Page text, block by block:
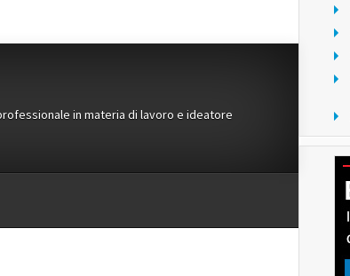
in materia di lavoro e ideatore